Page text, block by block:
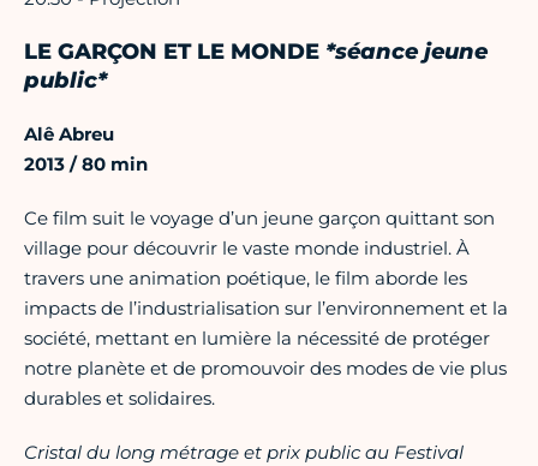
LE GARÇON ET LE MONDE *séance jeune
public*
Alê Abreu
2013 / 80 min
Ce film suit le voyage d’un jeune garçon quittant son
village pour découvrir le vaste monde industriel. À
travers une animation poétique, le film aborde les
impacts de l’industrialisation sur l’environnement et la
société, mettant en lumière la nécessité de protéger
notre planète et de promouvoir des modes de vie plus
durables et solidaires.
Cristal du long métrage et prix public au Festival